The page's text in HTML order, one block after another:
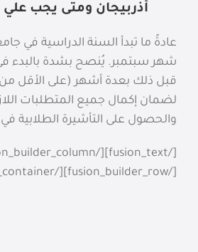
أذربيجان ومتى يجب علي
عادةً ما تبدأ السنة الدراسية في
شهر سبتمبر. يُنصح بشدة بالبدء في
لضمان إكمال جميع المتطلبات
والحصول على التأشيرة الطلابية
[/fusion_builder_row][/fusion_builder_container]